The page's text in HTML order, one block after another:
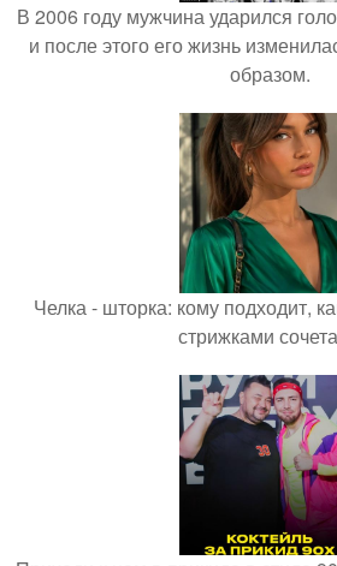
В 2006 году мужчина ударился
и после этого его жизнь
образом.
Челка - шторка: кому подходит,
стрижками